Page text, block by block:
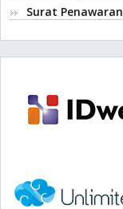
Surat Penawaran